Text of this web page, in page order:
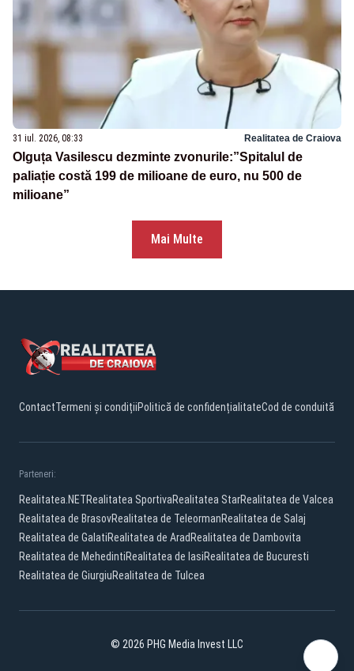
31 iul. 2026, 08:33 Realitatea de Craiova
Olguța Vasilescu dezminte zvonurile:”Spitalul de
paliație costă 199 de milioane de euro, nu 500 de
milioane”
Mai Multe
ContactTermeni și condițiiPolitică de confidențialitateCod de conduită
Parteneri:
Realitatea.NETRealitatea SportivaRealitatea StarRealitatea de Valcea
Realitatea de BrasovRealitatea de TeleormanRealitatea de Salaj
Realitatea de GalatiRealitatea de Arad Realitatea de Dambovita
Realitatea de MehedintiRealitatea de IasiRealitatea de Bucuresti
Realitatea de GiurgiuRealitatea de Tulcea
© 2026 PHG Media Invest LLC